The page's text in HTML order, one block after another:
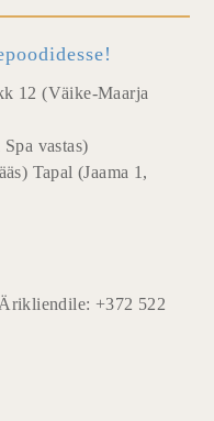
12 (Väike-Maarja
vastas)
Tapal (Jaama 1,
+372 522